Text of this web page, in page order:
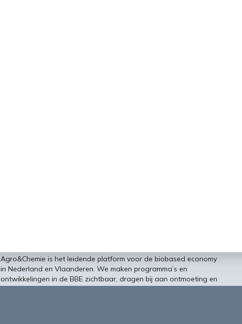
Agro&Chemie is het leidende platform voor de biobased economy
in Nederland en Vlaanderen. We maken programma’s en
ontwikkelingen in de BBE zichtbaar, dragen bij aan ontmoeting en
verbinding tussen ondernemers, kennisinstellingen en overheid en